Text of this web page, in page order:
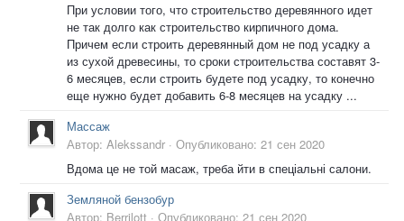
При условии того, что строительство деревянного идет
не так долго как строительство кирпичного дома.
Причем если строить деревянный дом не под усадку а
из сухой древесины, то сроки строительства составят 3-
6 месяцев, если строить будете под усадку, то конечно
еще нужно будет добавить 6-8 месяцев на усадку ...
Массаж
Автор: Alekssandr · Опубликовано: 21 сен 2020
Вдома це не той масаж, треба йти в спеціальні салони.
Земляной бензобур
Автор: Berrilott · Опубликовано: 21 сен 2020